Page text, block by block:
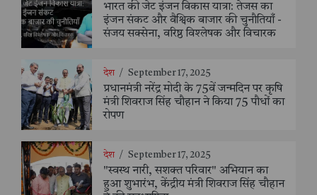
भारत की जेट इंजन विकास यात्रा: तेजस का
इंजन संकट और वैश्विक बाजार की चुनौतियाँ -
संजय सक्सेना, वरिष्ठ विश्लेषक और विचारक
देश / September 17, 2025
प्रधानमंत्री नरेंद्र मोदी के 75वें जन्मदिन पर कृषि
मंत्री शिवराज सिंह चौहान ने किया 75 पौधों का
रोपण
देश / September 17, 2025
"स्वस्थ नारी, सशक्त परिवार" अभियान का
हुआ शुभारंभ, केंद्रीय मंत्री शिवराज सिंह चौहान